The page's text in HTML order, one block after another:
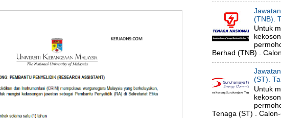
(TNB).
Untuk
Berhad (TNB) .
(ST).
Untuk
Tenaga (ST) . Calon-